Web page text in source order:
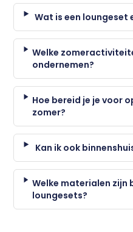
Wat is een loungeset
Welke
ondernemen?
Hoe bereid je je voor
zomer?
Kan ik ook
Welke materialen zijn
loungesets?